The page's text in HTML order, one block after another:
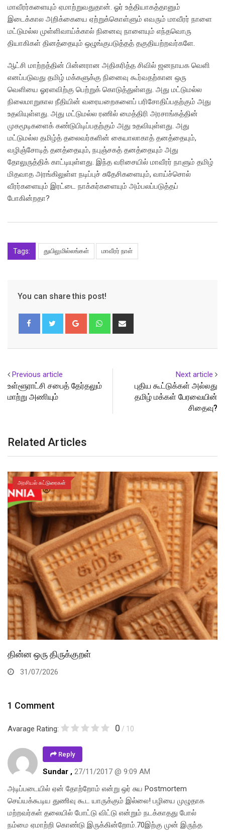
மாவீரர்களையும் ஏமாற்றுவதுதான். ஓர் உத்தியாகத்தானும்
இடைக்கால அறிக்கையை ஏற்றுக்கொள்ளும் எவரும் மாவீரர் நாளை
மட்டுமல்ல முள்ளிவாய்க்கால் நினைவு நாளையும் எந்தவொரு
தியாகிகள் தினத்தையும் ஒழுங்குபடுத்தத் தகுதியற்றவர்களே.
ஆட்சி மாற்றத்தின் பின்னரான அதிகரித்த சிவில் ஜனநாயக வெளி
எனப்படுவது தமிழ் மக்களுக்கு நினைவு கூர்வதற்கான ஒரு
வெளியை ஓரளவிற்கு பெற்றுக் கொடுத்துள்ளது. அது மட்டுமல்ல
நிலைமாறுகால நீதியின் வரையறைகளைப் பரிசோதிப்பதற்கும் அது
உதவியுள்ளது. அது மட்டுமல்ல ரணில் மைத்திரி அரசாங்கத்தின்
முகமூடிகளைக் கண்டுபிடிப்பதற்கும் அது உதவியுள்ளது. அது
மட்டுமல்ல தமிழ்த் தலைவர்களின் கையாலாகாத் தனத்தையும்,
வழிஞ்சோடித் தனத்தையும், நபுஞ்சகத் தனத்தையும் அது
தோலுருத்திக் காட்டியுள்ளது. இந்த வரிசையில் மாவீரர் நாளும் தமிழ்
மிதவாத அரங்கிலுள்ள நடிப்புச் சுதேசிகளையும், வாய்ச்சொல்
வீரர்களையும் இரட்டை நாக்கர்களையும் அம்பலப்படுத்தப்
போகின்றதா?
Tags: துயிலுமில்லங்கள் மாவீரர் நாள்
You can share this post!
Google+ Whatsapp
Previous article
உள்ளூராட்சி சபைத் தேர்தலும்
மாற்று அணியும்
Next article
புதிய கூட்டுக்கள் அல்லது
தமிழ் மக்கள் பேரவையின்
சிதைவு?
Related Articles
அரசியல் கட்டுரைகள்
தின்ன ஒரு திருக்குறள்
31/07/2026
1 Comment
Avarage Rating: 0 / 10
Reply
Sundar , 27/11/2017 @ 9:09 AM
அடிப்படையில் ஏன் தோற்றோம் என்று ஒர் சுய Postmortem
செய்யக்கூடிய துணிவு கூட யாருக்கும் இல்லை! பழியை முழுதாக
மற்றவர்கள் தலையில் போட்டு விட்டு என்றும் நடக்காதது போல்
நம்மை ஏமாற்றி கொண்டு இருக்கின்றோம்.70இற்கு முன் இருந்த